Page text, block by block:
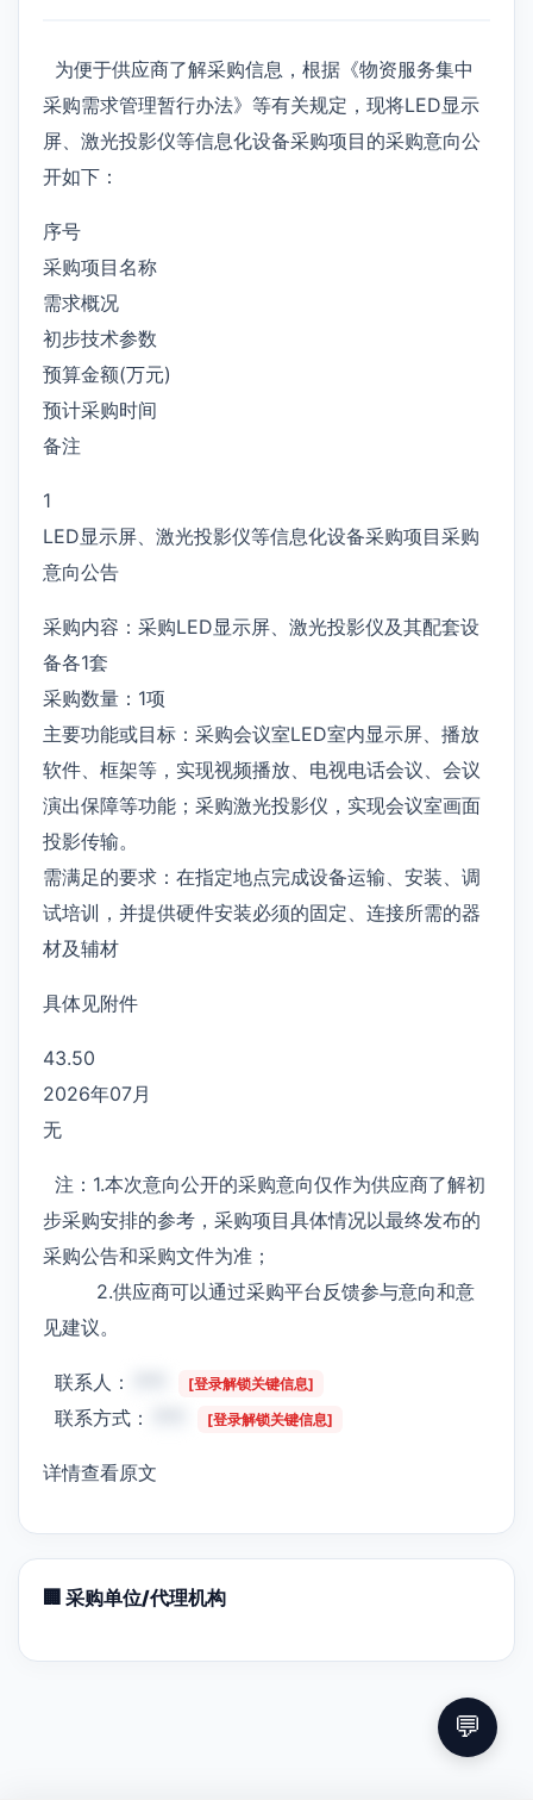
为便于供应商了解采购信息，根据《物资服务集中
采购需求管理暂行办法》等有关规定，现将LED显示
屏、激光投影仪等信息化设备采购项目的采购意向公
开如下：
序号
采购项目名称
需求概况
初步技术参数
预算金额(万元)
预计采购时间
备注
1
LED显示屏、激光投影仪等信息化设备采购项目采购
意向公告
采购内容：采购LED显示屏、激光投影仪及其配套设
备各1套
采购数量：1项
主要功能或目标：采购会议室LED室内显示屏、播放
软件、框架等，实现视频播放、电视电话会议、会议
演出保障等功能；采购激光投影仪，实现会议室画面
投影传输。
需满足的要求：在指定地点完成设备运输、安装、调
试培训，并提供硬件安装必须的固定、连接所需的器
材及辅材
具体见附件
43.50
2026年07月
无
注：1.本次意向公开的采购意向仅作为供应商了解初
步采购安排的参考，采购项目具体情况以最终发布的
采购公告和采购文件为准；
2.供应商可以通过采购平台反馈参与意向和意
见建议。
联系人： [登录解锁关键信息]
联系方式： [登录解锁关键信息]
详情查看原文
🏢 采购单位/代理机构
💬